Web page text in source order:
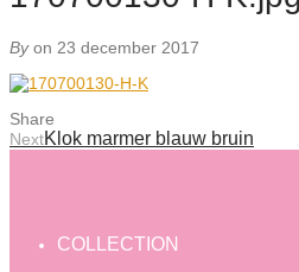
Byon 23 december 2017
Share
NextKlok marmer blauw bruin
COLLECTION